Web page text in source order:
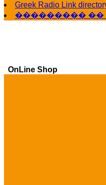
Greek Radio Link
��������� ��
OnLine Shop